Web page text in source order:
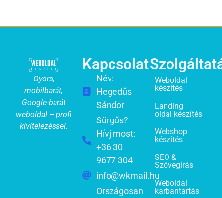
Gyors,
mobilbarát,
Google-barát
weboldal – profi
kivitelezéssel.
Kapcsolat
Név:
Hegedűs
Sándor
Sürgős?
Hívj most:
+36 30
9677 304
info@wkmail.hu
Országosan
Weboldal
készítés
Landing
oldal készítés
Webshop
készítés
SEO &
Szövegírás
Weboldal
karbantartás